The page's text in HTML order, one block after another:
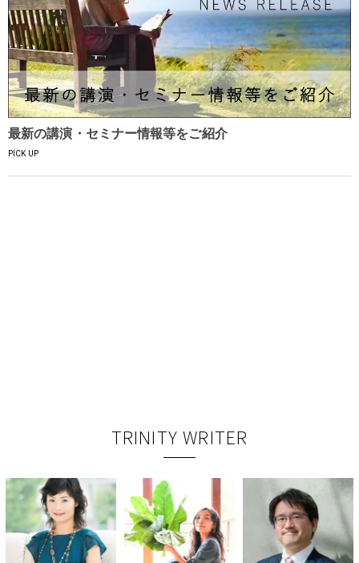
最新の講演・セミナー情報等をご紹介
PICK UP
TRINITY WRITER